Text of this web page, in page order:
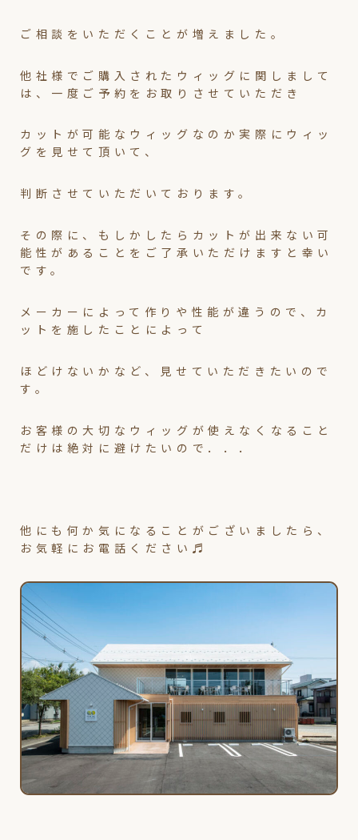
ご相談をいただくことが増えました。
他社様でご購入されたウィッグに関しまして
は、一度ご予約をお取りさせていただき
カットが可能なウィッグなのか実際にウィッ
グを見せて頂いて、
判断させていただいております。
その際に、もしかしたらカットが出来ない可
能性があることをご了承いただけますと幸い
です。
メーカーによって作りや性能が違うので、カ
ットを施したことによって
ほどけないかなど、見せていただきたいので
す。
お客様の大切なウィッグが使えなくなること
だけは絶対に避けたいので．．．
他にも何か気になることがございましたら、
お気軽にお電話ください♬